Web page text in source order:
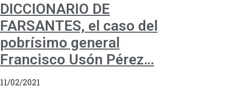
DICCIONARIO DE
FARSANTES, el caso del
pobrísimo general
Francisco Usón Pérez…
11/02/2021